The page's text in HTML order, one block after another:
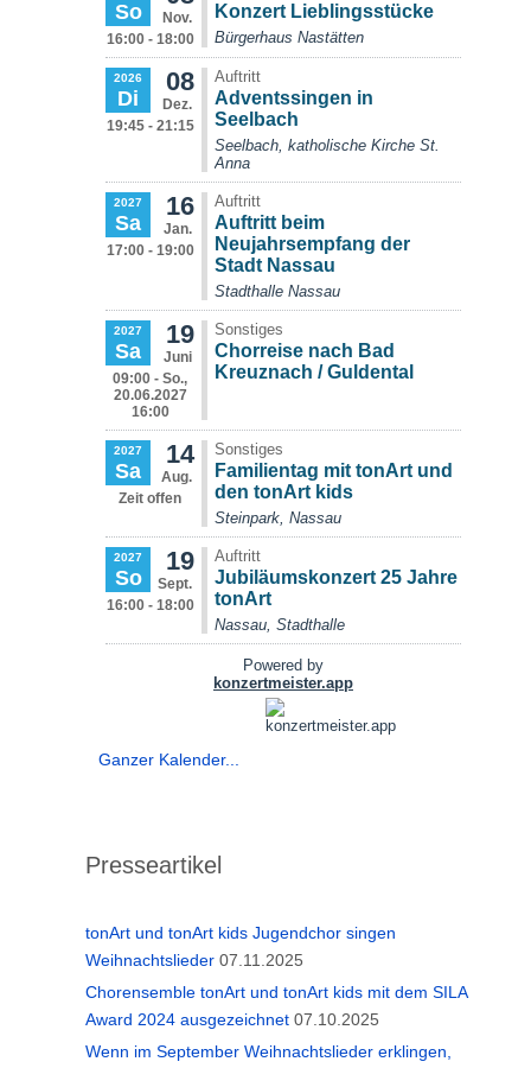
Ganzer Kalender...
Presseartikel
tonArt und tonArt kids Jugendchor singen
Weihnachtslieder 07.11.2025
Chorensemble tonArt und tonArt kids mit dem SILA
Award 2024 ausgezeichnet 07.10.2025
Wenn im September Weihnachtslieder erklingen,